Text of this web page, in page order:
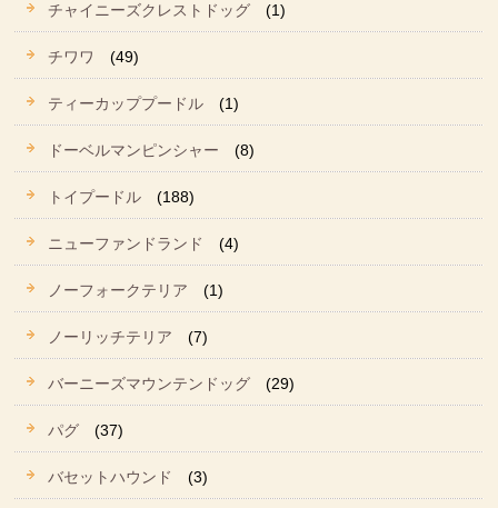
チャイニーズクレストドッグ (1)
チワワ (49)
ティーカッププードル (1)
ドーベルマンピンシャー (8)
トイプードル (188)
ニューファンドランド (4)
ノーフォークテリア (1)
ノーリッチテリア (7)
バーニーズマウンテンドッグ (29)
パグ (37)
バセットハウンド (3)